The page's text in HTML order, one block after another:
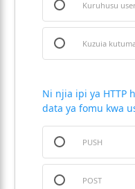
Kuruhusu
Kuzuia
Ni njia ipi ya HTTP
data ya fomu kwa
PUSH
POST